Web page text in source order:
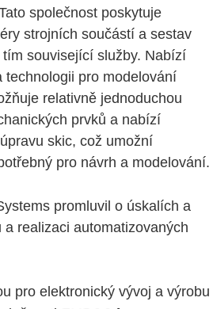
společnost poskytuje
strojních součástí a sestav
související služby. Nabízí
technologii pro modelování
relativně jednoduchou
prvků a nabízí
skic, což umožní
pro návrh a modelování.
promluvil o úskalích a
realizaci automatizovaných
pro elektronický vývoj a výrobu